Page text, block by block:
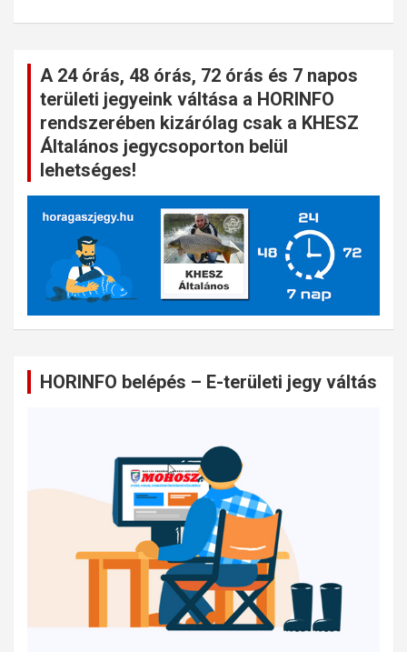
A 24 órás, 48 órás, 72 órás és 7 napos
területi jegyeink váltása a HORINFO
rendszerében kizárólag csak a KHESZ
Általános jegycsoporton belül
lehetséges!
HORINFO belépés – E-területi jegy váltás